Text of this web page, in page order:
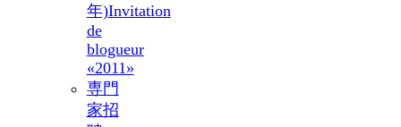
年)Invitation
de
blogueur
«2011»
専門
家招